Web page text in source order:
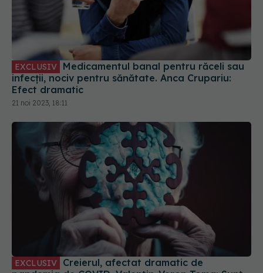
EXCLUSIV
infecții, nociv pentru sănătate. Anca Crupariu:
Efect dramatic
21 noi 2023, 18:11
EXCLUSIV